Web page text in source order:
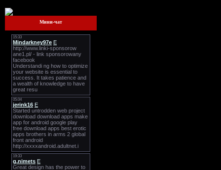
Мини-чат